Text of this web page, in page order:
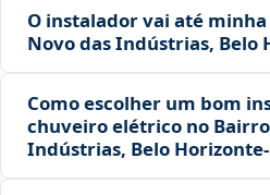
O instalador vai até
Novo das Indústrias, Belo
Como escolher um bom
chuveiro elétrico no
Indústrias, Belo